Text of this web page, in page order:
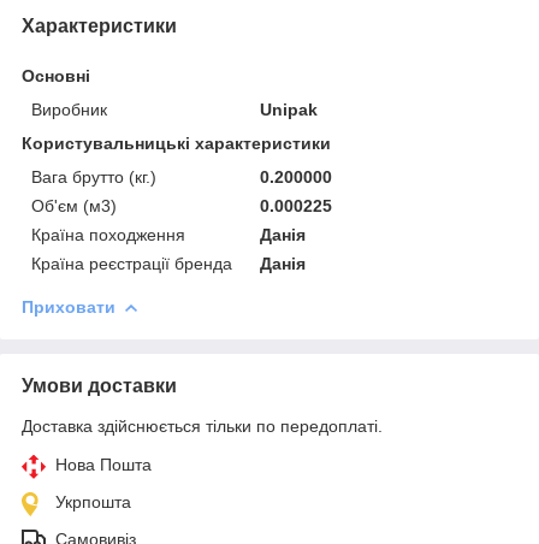
Характеристики
Основні
Виробник
Unipak
Користувальницькі характеристики
Вага брутто (кг.)
0.200000
Об'єм (м3)
0.000225
Країна походження
Данія
Країна реєстрації бренда
Данія
Приховати
Умови доставки
Доставка здійснюється тільки по передоплаті.
Нова Пошта
Укрпошта
Самовивіз